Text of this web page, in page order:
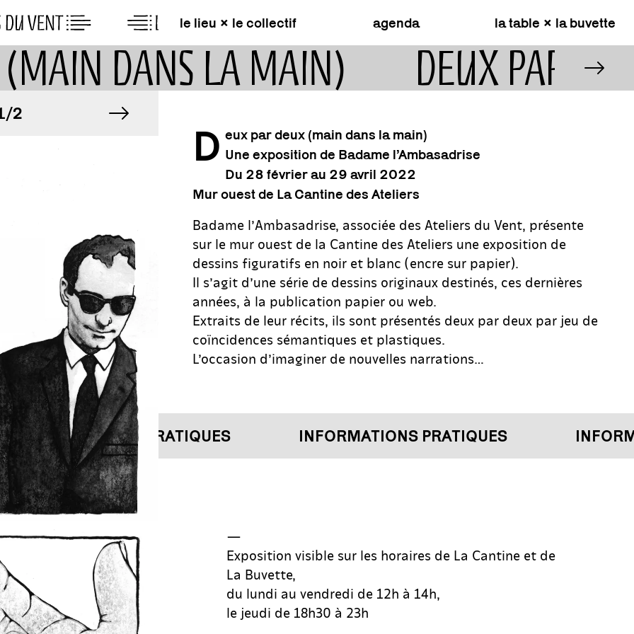
le lieu × le collectif agenda la table × la buvette
(MAIN DANS LA MAIN) DEUX PAR
D eux par deux (main dans la main)
Une exposition de Badame l’Ambasadrise
Du 28 février au 29 avril 2022
Mur ouest de La Cantine des Ateliers
Badame l’Ambasadrise, associée des Ateliers du Vent, présente
sur le mur ouest de la Cantine des Ateliers une exposition de
dessins figuratifs en noir et blanc (encre sur papier).
Il s’agit d’une série de dessins originaux destinés, ces dernières
années, à la publication papier ou web.
Extraits de leur récits, ils sont présentés deux par deux par jeu de
coïncidences sémantiques et plastiques.
L’occasion d’imaginer de nouvelles narrations…
INFORMATIONS PRATIQUES INFORMATIONS PRATIQUES
—
Exposition visible sur les horaires de La Cantine et de
La Buvette,
du lundi au vendredi de 12h à 14h,
le jeudi de 18h30 à 23h
2